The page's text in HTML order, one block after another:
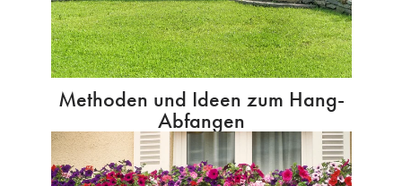
Methoden und Ideen zum Hang-
Abfangen